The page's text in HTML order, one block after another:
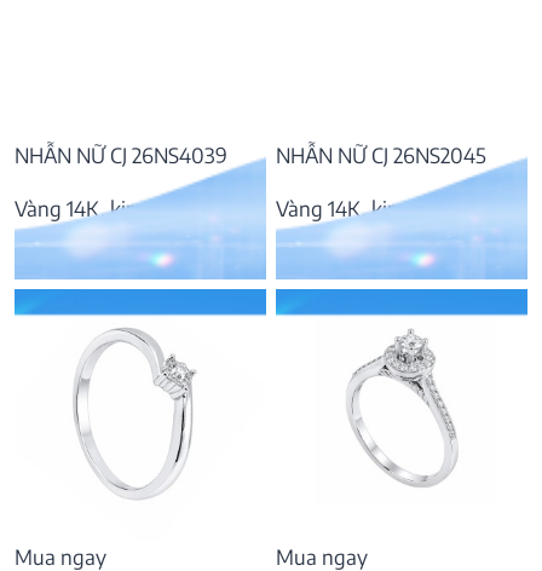
NHẪN NỮ CJ 26NS4039
Vàng 14K, kim cương
10.876.000₫
NHẪN NỮ CJ 26NS2045
Vàng 14K, kim cương
35.079.000₫
Mua ngay Mua ngay